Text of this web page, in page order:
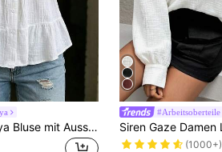
SHEIN Holidaya Bluse mit Ausschnitt, Ballonärmeln, Rüschensaum und Peplum
#Arbeitsoberteile
(1000+)